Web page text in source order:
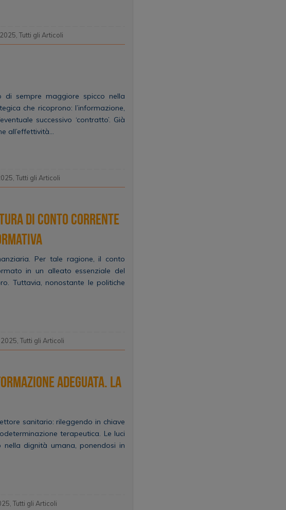
,Tutti gli Articoli
di sempre maggiore spicco nella
che ricoprono: l’informazione,
successivo ‘contratto’. Già
all’effettività…
,Tutti gli Articoli
di conto corrente
Per tale ragione, il conto
in un alleato essenziale del
Tuttavia, nonostante le politiche
2025,Tutti gli Articoli
adeguata. La
sanitario: rileggendo in chiave
terapeutica. Le luci
dignità umana, ponendosi in
,Tutti gli Articoli